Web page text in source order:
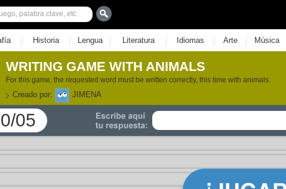
| Historia | Lengua | Literatura | Idiomas | Arte | Música
WRITING GAME WITH ANIMALS
For this game, the requested word must be written correctly, this time with animals.
Creado por: JIMENA
05